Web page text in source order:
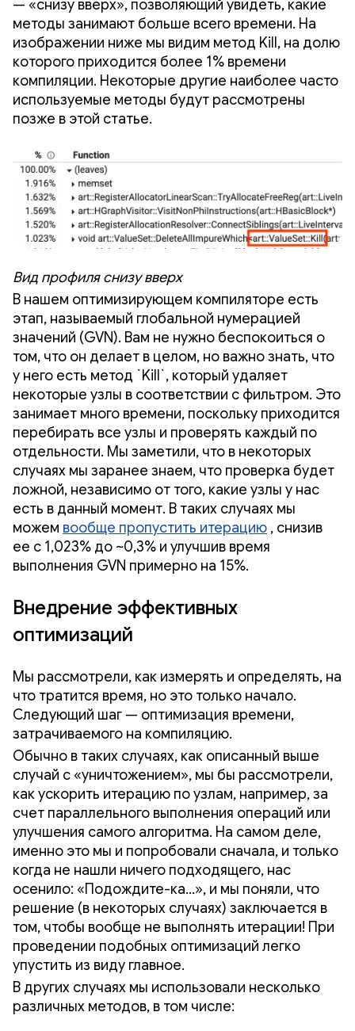
— «снизу вверх», позволяющий увидеть, какие
методы занимают больше всего времени. На
изображении ниже мы видим метод Kill, на долю
которого приходится более 1% времени
компиляции. Некоторые другие наиболее часто
используемые методы будут рассмотрены
позже в этой статье.
Вид профиля снизу вверх
В нашем оптимизирующем компиляторе есть
этап, называемый глобальной нумерацией
значений (GVN). Вам не нужно беспокоиться о
том, что он делает в целом, но важно знать, что
у него есть метод `Kill`, который удаляет
некоторые узлы в соответствии с фильтром. Это
занимает много времени, поскольку приходится
перебирать все узлы и проверять каждый по
отдельности. Мы заметили, что в некоторых
случаях мы заранее знаем, что проверка будет
ложной, независимо от того, какие узлы у нас
есть в данный момент. В таких случаях мы
можем вообще пропустить итерацию , снизив
ее с 1,023% до ~0,3% и улучшив время
выполнения GVN примерно на 15%.
Внедрение эффективных
оптимизаций
Мы рассмотрели, как измерять и определять, на
что тратится время, но это только начало.
Следующий шаг — оптимизация времени,
затрачиваемого на компиляцию.
Обычно в таких случаях, как описанный выше
случай с «уничтожением», мы бы рассмотрели,
как ускорить итерацию по узлам, например, за
счет параллельного выполнения операций или
улучшения самого алгоритма. На самом деле,
именно это мы и попробовали сначала, и только
когда не нашли ничего подходящего, нас
осенило: «Подождите-ка…», и мы поняли, что
решение (в некоторых случаях) заключается в
том, чтобы вообще не выполнять итерации! При
проведении подобных оптимизаций легко
упустить из виду главное.
В других случаях мы использовали несколько
различных методов, в том числе: